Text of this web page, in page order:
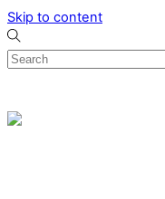
Skip to content